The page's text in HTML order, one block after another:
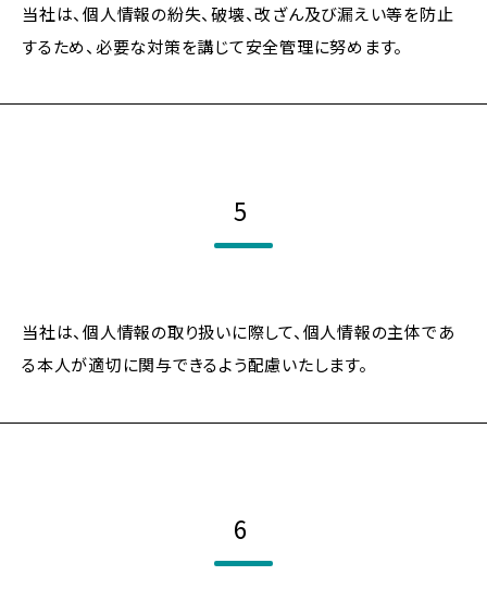
当社は、個人情報の紛失、破壊、改ざん及び漏えい等を防止
するため、必要な対策を講じて安全管理に努めます。
5
当社は、個人情報の取り扱いに際して、個人情報の主体であ
る本人が適切に関与できるよう配慮いたします。
6